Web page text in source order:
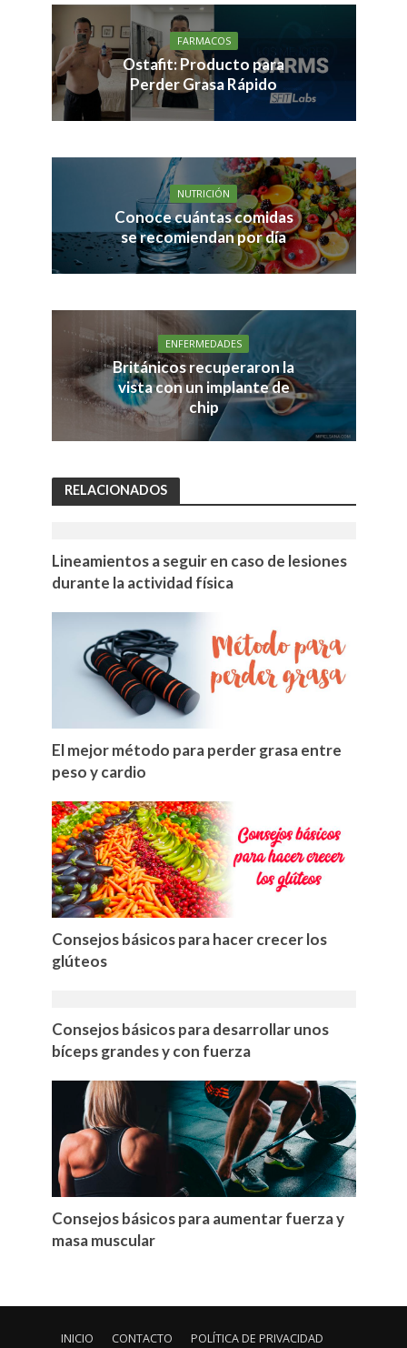
FARMACOS
Ostafit: Producto para
Perder Grasa Rápido
NUTRICIÓN
Conoce cuántas comidas
se recomiendan por día
ENFERMEDADES
Británicos recuperaron la
vista con un implante de
chip
RELACIONADOS
Lineamientos a seguir en caso de lesiones
durante la actividad física
El mejor método para perder grasa entre
peso y cardio
Consejos básicos para hacer crecer los
glúteos
Consejos básicos para desarrollar unos
bíceps grandes y con fuerza
Consejos básicos para aumentar fuerza y
masa muscular
INICIO CONTACTO POLÍTICA DE PRIVACIDAD